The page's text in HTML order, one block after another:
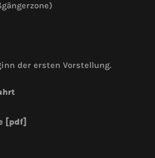
der ersten Vorstellung.
[pdf]